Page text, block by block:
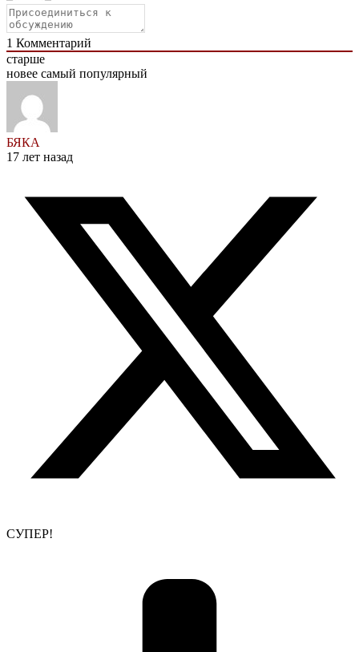
1 Комментарий
старше
новее самый популярный
БЯКА
17 лет назад
СУПЕР!